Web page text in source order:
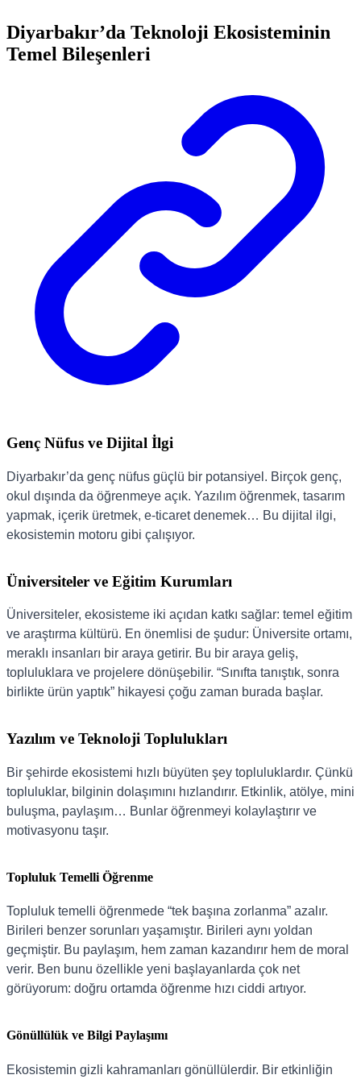
Diyarbakır’da Teknoloji Ekosisteminin
Temel Bileşenleri
Genç Nüfus ve Dijital İlgi
Diyarbakır’da genç nüfus güçlü bir potansiyel. Birçok genç,
okul dışında da öğrenmeye açık. Yazılım öğrenmek, tasarım
yapmak, içerik üretmek, e-ticaret denemek… Bu dijital ilgi,
ekosistemin motoru gibi çalışıyor.
Üniversiteler ve Eğitim Kurumları
Üniversiteler, ekosisteme iki açıdan katkı sağlar: temel eğitim
ve araştırma kültürü. En önemlisi de şudur: Üniversite ortamı,
meraklı insanları bir araya getirir. Bu bir araya geliş,
topluluklara ve projelere dönüşebilir. “Sınıfta tanıştık, sonra
birlikte ürün yaptık” hikayesi çoğu zaman burada başlar.
Yazılım ve Teknoloji Toplulukları
Bir şehirde ekosistemi hızlı büyüten şey topluluklardır. Çünkü
topluluklar, bilginin dolaşımını hızlandırır. Etkinlik, atölye, mini
buluşma, paylaşım… Bunlar öğrenmeyi kolaylaştırır ve
motivasyonu taşır.
Topluluk Temelli Öğrenme
Topluluk temelli öğrenmede “tek başına zorlanma” azalır.
Birileri benzer sorunları yaşamıştır. Birileri aynı yoldan
geçmiştir. Bu paylaşım, hem zaman kazandırır hem de moral
verir. Ben bunu özellikle yeni başlayanlarda çok net
görüyorum: doğru ortamda öğrenme hızı ciddi artıyor.
Gönüllülük ve Bilgi Paylaşımı
Ekosistemin gizli kahramanları gönüllülerdir. Bir etkinliğin